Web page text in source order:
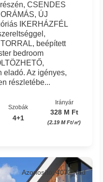
CSENDES
ÚJ
IKERHÁZFÉL
beépített
bedroom
eladó. Az igényes,
részletébe...
Szobák
4+1
Irányár
328 M Ft
(2.19 M Ft/㎡)
Azonosító: 4072_red